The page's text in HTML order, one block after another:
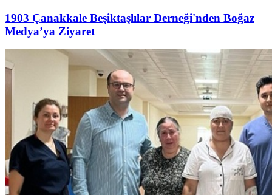
1903 Çanakkale Beşiktaşlılar Derneği'nden Boğaz
Medya’ya Ziyaret